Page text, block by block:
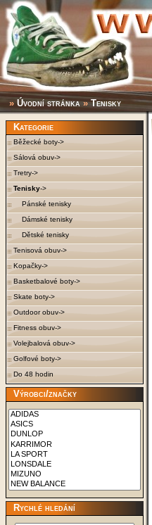
» Úvodní stránka»Tenisky
Kategorie
Běžecké boty->
Sálová obuv->
Tretry->
Tenisky->
Pánské tenisky
Dámské tenisky
Dětské tenisky
Tenisová obuv->
Kopačky->
Basketbalové boty->
Skate boty->
Outdoor obuv->
Fitness obuv->
Volejbalová obuv->
Golfové boty->
Do 48 hodin
Výrobci/značky
Rychlé hledání